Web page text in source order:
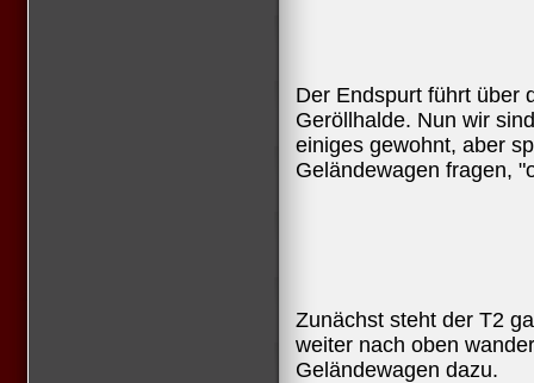
Der Endspurt führt über
Geröllhalde. Nun wir
einiges gewohnt, aber
Geländewagen fragen,
Zunächst steht der T2
weiter nach oben
Geländewagen dazu.